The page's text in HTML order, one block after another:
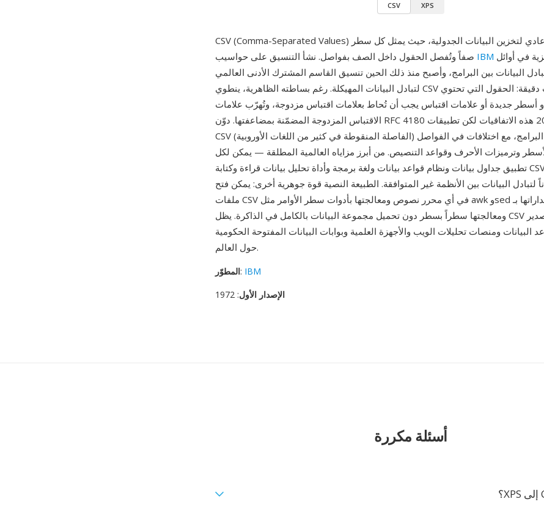
CSV XPS
CSV (Comma-Separated Values) هو تنسيق نص عادي لتخزين البيانات الجدولية، حيث يمثل كل سطر
IBM
البيانات بين البرامج، وأصبح منذ ذلك الحين تنسيق القاسم المشترك الأدنى العالمي
لتبادل البيانات المهيكلة. رغم بساطته الظاهرية، ينطوي CSV على تعقيدات دقيقة: الحقول التي تحتوي
أسطر جديدة أو علامات اقتباس يجب أن تُحاط بعلامات اقتباس مزدوجة، وتُهرّب علامات
الاقتباس المزدوجة المضمّنة بمضاعفتها. دوّن RFC 4180 الصادر عام 2005 هذه الاتفاقيات لكن تطبيقات
CSV تتباين كثيراً بين البرامج، مع اختلافات في الفواصل (الفاصلة المنقوطة في كثير من اللغات الأوروبية)
وترميزات الأحرف وقواعد التنصيص. من أبرز مزاياه العالمية المطلقة — يمكن لكل
تطبيق جداول بيانات ونظام قواعد بيانات ولغة برمجة وأداة تحليل بيانات قراءة وكتابة CSV، مما يجعله أكثر
لتبادل البيانات بين الأنظمة غير المتوافقة. الطبيعة النصية قوة جوهرية أخرى: يمكن فتح
ومعالجتها سطراً بسطر دون تحميل مجموعة البيانات بالكامل في الذاكرة. يظل CSV تنسيق التصدير
البيانات ومنصات تحليلات الويب والأجهزة العلمية وبوابات البيانات المفتوحة الحكومية
حول العالم.
المطوّر: IBM
الإصدار الأول: 1972
أسئلة مكررة